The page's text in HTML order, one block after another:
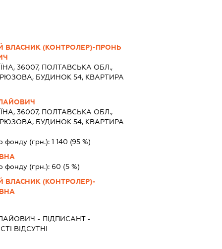
ВЛАСНИК (КОНТРОЛЕР)-ПРОНЬ
36007, ПОЛТАВСЬКА ОБЛ.,
БУДИНОК 54, КВАРТИРА
36007, ПОЛТАВСЬКА ОБЛ.,
БУДИНОК 54, КВАРТИРА
фонду (грн.):1 140 (95 %)
фонду (грн.): 60 (5 %)
ВЛАСНИК (КОНТРОЛЕР)-
- ПІДПИСАНТ-
ВІДСУТНІ